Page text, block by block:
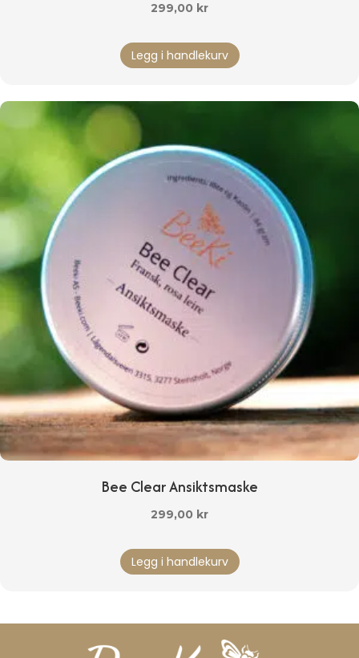
299,00 kr
Legg i handlekurv
Bee Clear Ansiktsmaske
299,00 kr
Legg i handlekurv